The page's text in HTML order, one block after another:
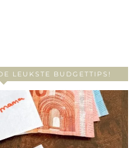
LEUKSTE BUDGETTIPS!